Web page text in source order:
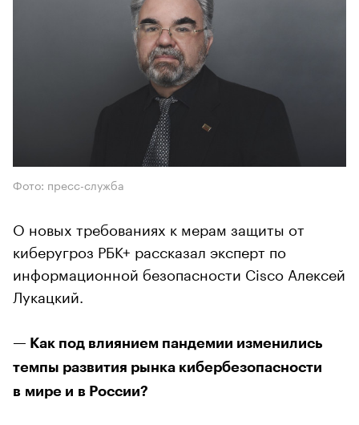
Фото: пресс-служба
О новых требованиях к мерам защиты от
киберугроз РБК+ рассказал эксперт по
информационной безопасности Cisco Алексей
Лукацкий.
— Как под влиянием пандемии изменились
темпы развития рынка кибербезопасности
в мире и в России?